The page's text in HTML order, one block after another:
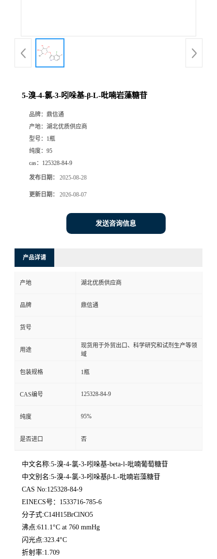
5-溴-4-氯-3-吲哚基-β-L-吡喃岩藻糖苷
品牌： 鼎信通
产地： 湖北优质供应商
型号： 1瓶
纯度： 95
cas： 125328-84-9
发布日期： 2025-08-28
更新日期： 2026-08-07
发送咨询信息
产品详请
产地 湖北优质供应商
品牌 鼎信通
货号
用途
现货用于外贸出口、科学研究和试剂生产等领
域
包装规格 1瓶
CAS编号 125328-84-9
纯度 95%
是否进口 否
中文名称:5-溴-4-氯-3-吲哚基-beta-l-吡喃葡萄糖苷
中文别名:5-溴-4-氯-3-吲哚基β-L-吡喃岩藻糖苷
CAS No:125328-84-9
EINECS号：1533716-785-6
分子式:C14H15BrClNO5
沸点:611.1°C at 760 mmHg
闪光点:323.4°C
折射率:1.709